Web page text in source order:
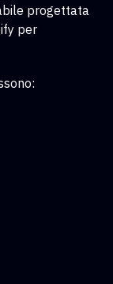
progettata
per